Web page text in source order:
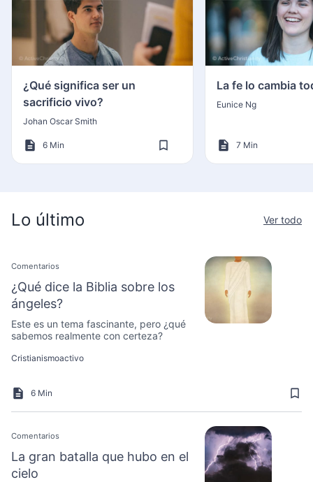
¿Qué significa ser un
sacrificio vivo?
Johan Oscar Smith
6 Min
La fe lo cambia
Eunice Ng
7 Min
Lo último Ver todo
Comentarios
¿Qué dice la Biblia sobre los
ángeles?
Este es un tema fascinante, pero ¿qué
sabemos realmente con certeza?
Cristianismoactivo
6 Min
Comentarios
La gran batalla que hubo en el
cielo